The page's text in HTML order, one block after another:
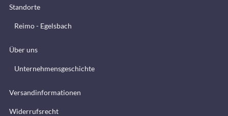
Standorte
Reimo - Egelsbach
Über uns
Unternehmensgeschichte
Versandinformationen
Widerrufsrecht